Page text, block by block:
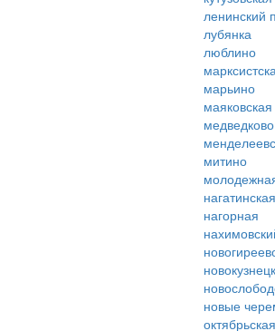
ленинский
лубянка
люблино
марьино
маяковская
медведково
митино
нагатинская
нагорная
новые
октябрьская